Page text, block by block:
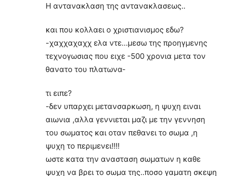
Η αντανακλαση της αντανακλασεως..
και που κολλαει ο χριστιανισμος εδω?
-χαχχαχαχχ ελα ντε…μεσω της προηγμενης
τεχνογωσιας που ειχε -500 χρονια μετα τον
θανατο του πλατωνα-
τι ειπε?
-δεν υπαρχει μετανσαρκωση, η ψυχη ειναι
αιωνια ,αλλα γεννιεται μαζι με την γεννηση
του σωματος και οταν πεθανει το σωμα ,η
ψυχη το περιμενει!!!!
ωστε κατα την ανασταση σωματων η καθε
ψυχη να βρει το σωμα της..ποσο γαματη σκεψη